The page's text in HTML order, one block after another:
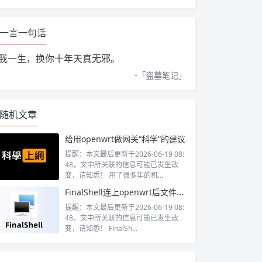
一言一句话
一生，换你十年天真无邪。
-「盗墓笔记 」
随机文章
给用openwrt做网关“科学”的建议
提醒：本文最后更新于2026-06-19 08:
48，文中所关联的信息可能已发生改
变，请知悉！ 用了很多年的机...
FinalShell连上openwrt后文件这里没有显示
提醒：本文最后更新于2026-06-19 08:
48，文中所关联的信息可能已发生改
变，请知悉！ FinalSh...